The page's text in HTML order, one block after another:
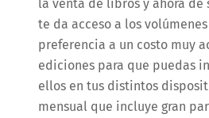
la venta de libros y ahora de
te da acceso a los
preferencia a un costo muy
ediciones para que puedas
ellos en tus distintos
mensual que incluye gran